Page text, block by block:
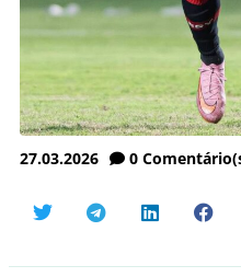
27.03.2026 0